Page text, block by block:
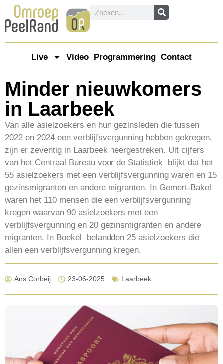
Live Video Programmering Contact
Minder nieuwkomers
in Laarbeek
Van alle asielzoekers en hun gezinsleden die tussen
2022 en 2024 een verblijfsvergunning hebben gekregen,
zijn er zeventig in Laarbeek neergestreken. Uit cijfers
van het Centraal Bureau voor de Statistiek blijkt dat het
55 asielzoekers met een verblijfsvergunning waren en 15
gezinsmigranten en andere migranten. In Gemert-Bakel
waren het 110 mensen die een verblijfsvergunning
kregen waarvan 90 asielzoekers met een
verblijfsvergunning en 20 gezinsmigranten en andere
migranten. In Boekel belandden 25 asielzoekers die
allen een verblijfsvergunning kregen.
Ans Corbeij 23-06-2025 Laarbeek